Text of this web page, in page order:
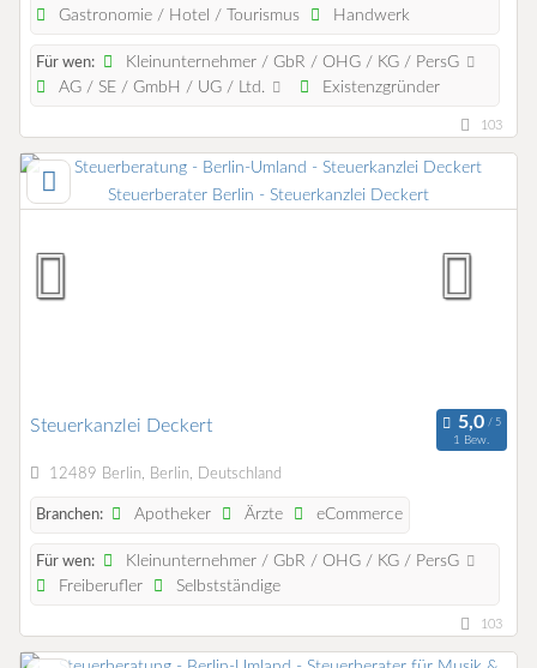
Gastronomie / Hotel / Tourismus
Handwerk
Für wen:
Kleinunternehmer / GbR / OHG / KG / PersG
AG / SE / GmbH / UG / Ltd.
Existenzgründer
103
Steuerkanzlei Deckert
1 Bew.
12489 Berlin, Berlin, Deutschland
Branchen: Apotheker Ärzte eCommerce
Für wen:
Kleinunternehmer / GbR / OHG / KG / PersG
Freiberufler
Selbstständige
103